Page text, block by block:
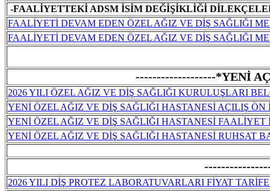
-FAALİYETTEKİ ADSM İSİM DEĞİŞİKLİĞİ
FAALİYETİ DEVAM EDEN ÖZEL AĞIZ VE DİŞ SAĞLIĞI
FAALİYETİ DEVAM EDEN ÖZEL AĞIZ VE DİŞ SAĞLIĞI
-------------------*YENİ
2026 YILI ÖZEL AĞIZ VE DİŞ SAĞLIĞI KURULUŞLARI
YENİ ÖZEL AĞIZ VE DİŞ SAĞLIĞI HASTANESİ AÇILIŞ
YENİ ÖZEL AĞIZ VE DİŞ SAĞLIĞI HASTANESİ
YENİ ÖZEL AĞIZ VE DİŞ SAĞLIĞI HASTANESİ RUHSAT
2026 YILI DİŞ PROTEZ LABORATUVARLARI FİYAT